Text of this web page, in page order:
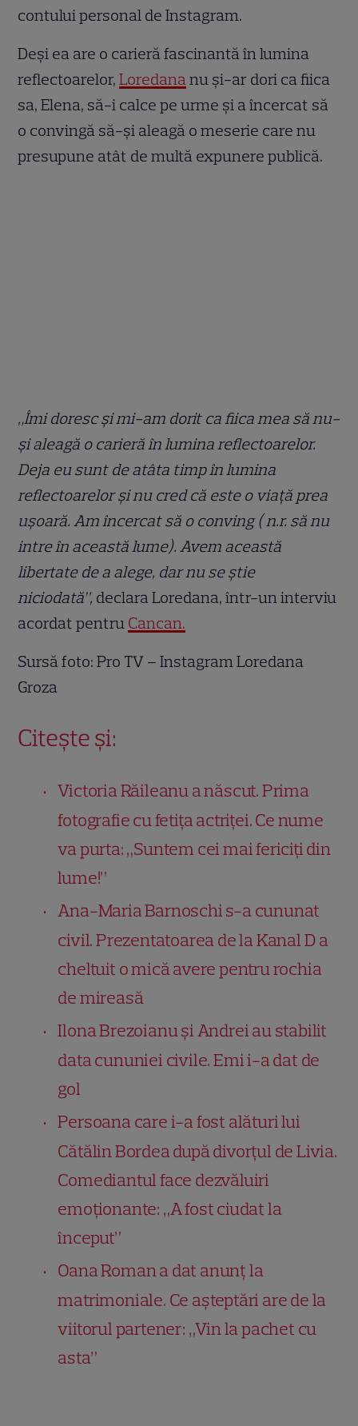
contului personal de Instagram.
Deși ea are o carieră fascinantă în lumina
reflectoarelor,Loredana nu și-ar dori ca fiica
sa, Elena, să-i calce pe urme și a încercat să
o convingă să-și aleagă o meserie care nu
presupune atât de multă expunere publică.
„Îmi doresc și mi-am dorit ca fiica mea să nu-
și aleagă o carieră în lumina reflectoarelor.
Deja eu sunt de atâta timp în lumina
reflectoarelor și nu cred că este o viață prea
ușoară. Am încercat să o conving ( n.r. să nu
intre în această lume). Avem această
libertate de a alege, dar nu se știe
niciodată”, declara Loredana, într-un interviu
acordat pentru Cancan.
Sursă foto: Pro TV – Instagram Loredana
Groza
Citește și:
Victoria Răileanu a născut. Prima
fotografie cu fetița actriței. Ce nume
va purta: „Suntem cei mai fericiți din
lume!”
Ana-Maria Barnoschi s-a cununat
civil. Prezentatoarea de la Kanal D a
cheltuit o mică avere pentru rochia
de mireasă
Ilona Brezoianu și Andrei au stabilit
data cununiei civile. Emi i-a dat de
gol
Persoana care i-a fost alături lui
Cătălin Bordea după divorțul de Livia.
Comediantul face dezvăluiri
emoționante: „A fost ciudat la
început”
Oana Roman a dat anunț la
matrimoniale. Ce așteptări are de la
viitorul partener: „Vin la pachet cu
asta”